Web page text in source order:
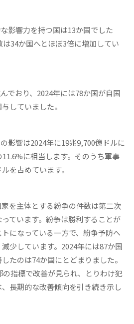
影響力を持つ国は13か国でした
34か国へとほぼ3倍に増加してい
でおり、2024年には78か国が自国
していました。
影響は2024年に19兆9,700億ドルに
に相当します。そのうち軍事
を占めています。
を主体とする紛争の件数は第二次
ています。紛争は勝利することが
になっている一方で、紛争予防へ
少しています。2024年には87か国
たのは74か国にとどまりました。
の指標で改善が見られ、とりわけ犯
長期的な改善傾向を引き続き示し